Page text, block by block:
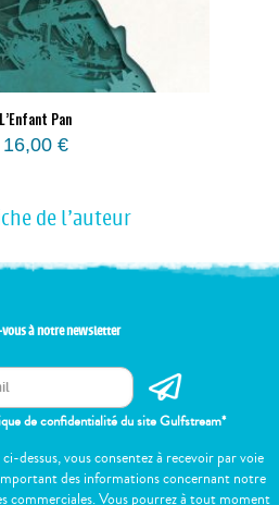
L’Enfant Pan
16,00 €
de l'auteur
à notre newsletter
de confidentialité du site Gulfstream*
dessus, vous consentez à recevoir par voie
des informations concernant notre
commerciales. Vous pourrez à tout moment